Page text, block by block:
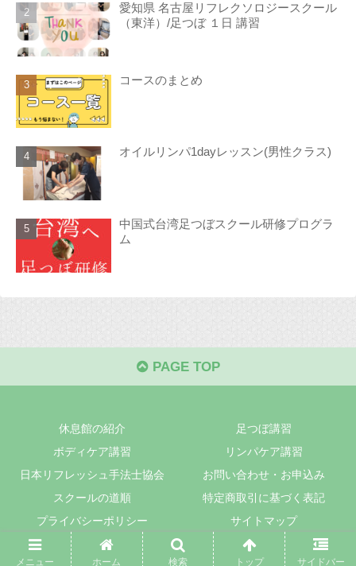
愛知県 名古屋リフレクソロジースクール
（東洋）/足つぼ １日 講習
コースのまとめ
オイルリンパ1dayレッスン(男性クラス)
中国式台湾足つぼスクール研修プログラ
ム
PAGE TOP
休息館の紹介
足つぼ講習
ボディケア講習
リンパケア講習
日本リフレッシュ手法士協会
お問い合わせ・お申込み
スクールの道順
特定商取引に基づく表記
プライバシーポリシー
サイトマップ
© 2018 休息館.
メニュー ホーム 検索 トップ サイドバー